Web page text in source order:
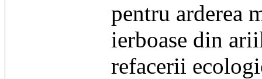
pentru arderea
ierboase din
refacerii